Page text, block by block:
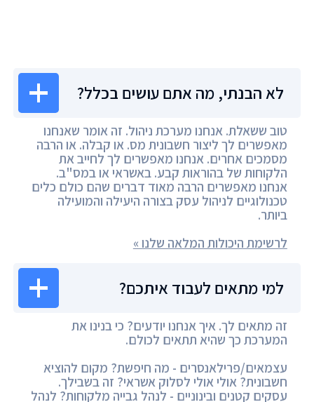
לא הבנתי, מה אתם עושים בכלל?
טוב ששאלת. אנחנו מערכת ניהול. זה אומר שאנחנו
מאפשרים לך ליצור חשבונית מס. או קבלה. או הרבה
מסמכים אחרים. אנחנו מאפשרים לך לחייב את
הלקוחות של בהוראות קבע. באשראי או במס"ב.
אנחנו מאפשרים הרבה מאוד דברים שהם כולם כלים
טכנולוגיים לניהול עסק בצורה היעילה והמועילה
ביותר.
לרשימת היכולות המלאה שלנו »
למי מתאים לעבוד איתכם?
זה מתאים לך. איך אנחנו יודעים? כי בנינו את
המערכת כך שהיא תתאים לכולם.
עצמאים/פרילאנסרים - מה חיפשת? מקום להוציא
חשבונית? אולי אולי לסלוק אשראי? זה בשבילך.
עסקים קטנים ובינוניים - לנהל גבייה מלקוחות? לנהל